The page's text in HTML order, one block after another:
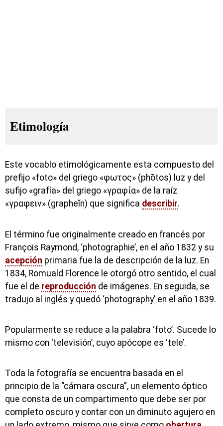
Etimología
Este vocablo etimológicamente esta compuesto del
prefijo «foto» del griego «φωτος» (phōtos) luz y del
sufijo «grafía» del griego «γραφία» de la raíz
«γραφειν» (grapheĭn) que significa describir.
El término fue originalmente creado en francés por
François Raymond, ‘photographie’, en el año 1832 y su
acepción primaria fue la de descripción de la luz. En
1834, Romuald Florence le otorgó otro sentido, el cual
fue el de reproducción de imágenes. En seguida, se
tradujo al inglés y quedó ‘photography’ en el año 1839.
Popularmente se reduce a la palabra ‘foto’. Sucede lo
mismo con ‘televisión’, cuyo apócope es ‘tele’.
Toda la fotografía se encuentra basada en el
principio de la “cámara oscura”, un elemento óptico
que consta de un compartimento que debe ser por
completo oscuro y contar con un diminuto agujero en